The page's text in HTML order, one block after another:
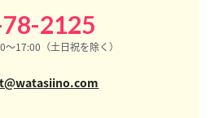
2125
17:00（土日祝を除く）